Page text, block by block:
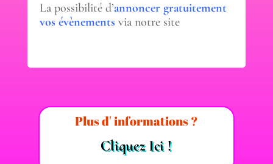
La possibilité d’annoncer gratuitement
vos évènements via notre site
Plus d' informations ?
Cliquez Ici !